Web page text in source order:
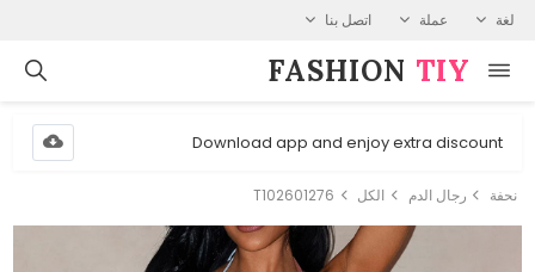
لغة عملة اتصل بنا
FASHION⁠ TIY
Download app and enjoy extra discount
نحفة رجال الدم الكل T102601276